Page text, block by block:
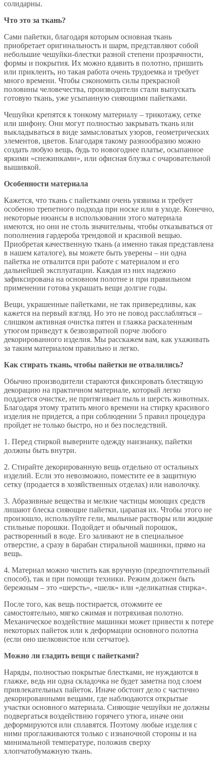
солидарны.
Что это за ткань?
Сами пайетки, благодаря которым основная ткань
приобретает оригинальность и шарм, представляют собой
небольшие чешуйки-блестки разной степени прозрачности,
формы и покрытия. Их можно вдавить в полотно, пришить
или приклеить, но такая работа очень трудоемка и требует
много времени. Чтобы сэкономить силы прекрасной
половины человечества, производители стали выпускать
готовую ткань, уже усыпанную сияющими пайетками.
Чешуйки крепятся к тонкому материалу – трикотажу, сетке
или шифону. Они могут полностью закрывать ткань или
выкладываться в виде замысловатых узоров, геометрических
элементов, цветов. Благодаря такому разнообразию можно
создать любую вещь, будь то новогоднее платье, осыпанное
яркими «снежинками», или офисная блузка с очаровательной
вышивкой.
Особенности материала
Кажется, что ткань с пайетками очень уязвима и требует
особенно трепетного подхода при носке или в уходе. Конечно,
некоторые нюансы в использовании этого материала
имеются, но они не столь значительны, чтобы отказываться от
пополнения гардероба трендовой и красивой вещью.
Приобретая качественную ткань (а именно такая представлена
в нашем каталоге), вы можете быть уверены – ни одна
пайетка не отвалится при работе с материалом и его
дальнейшей эксплуатации. Каждая из них надежно
зафиксирована на основном полотне и при правильном
применении готова украшать вещи долгие годы.
Вещи, украшенные пайетками, не так привередливы, как
кажется на первый взгляд. Но это не повод расслабляться –
слишком активная очистка пятен и глажка раскаленным
утюгом приведут к безвозвратной порче любого
декорированного изделия. Мы расскажем вам, как ухаживать
за таким материалом правильно и легко.
Как стирать ткань, чтобы пайетки не отвалились?
Обычно производители стараются фиксировать блестящую
декорацию на практичном материале, который легко
поддается очистке, не притягивает пыль и шерсть животных.
Благодаря этому тратить много времени на стирку красивого
изделия не придется, а при соблюдении 5 правил процедура
пройдет не только быстро, но и без последствий.
1. Перед стиркой выверните одежду наизнанку, пайетки
должны быть внутри.
2. Стирайте декорированную вещь отдельно от остальных
изделий. Если это невозможно, поместите ее в защитную
сетку (продается в хозяйственных отделах) или наволочку.
3. Абразивные вещества и мелкие частицы моющих средств
лишают блеска сияющие пайетки, царапая их. Чтобы этого не
произошло, используйте гели, мыльные растворы или жидкие
стильные порошки. Подойдет и обычный порошок,
растворенный в воде. Его заливают не в специальное
отверстие, а сразу в барабан стиральной машинки, прямо на
вещь.
4. Материал можно чистить как вручную (предпочтительный
способ), так и при помощи техники. Режим должен быть
бережным – это «шерсть», «шелк» или «деликатная стирка».
После того, как вещь постирается, отожмите ее
самостоятельно, мягко сжимая и потряхивая полотно.
Механическое воздействие машинки может привести к потере
некоторых пайеток или к деформации основного полотна
(если оно шелковистое или сетчатое).
Можно ли гладить вещи с пайетками?
Наряды, полностью покрытые блестками, не нуждаются в
глажке, ведь ни одна складочка не будет заметна под слоем
привлекательных пайеток. Иначе обстоит дело с частично
декорированными вещами, где наблюдаются открытые
участки основного материала. Сияющие чешуйки не должны
подвергаться воздействию горячего утюга, иначе они
деформируются или сплавятся. Поэтому любые изделия с
ними проглаживаются только с изнаночной стороны и на
минимальной температуре, положив сверху
хлопчатобумажную ткань.